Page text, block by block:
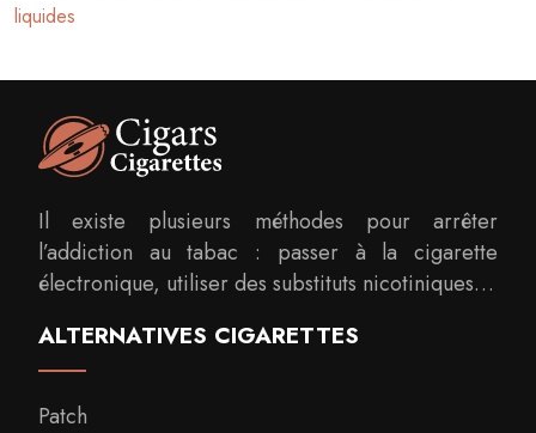
liquides
Il existe plusieurs méthodes pour arrêter
l’addiction au tabac : passer à la cigarette
électronique, utiliser des substituts nicotiniques…
ALTERNATIVES CIGARETTES
Patch